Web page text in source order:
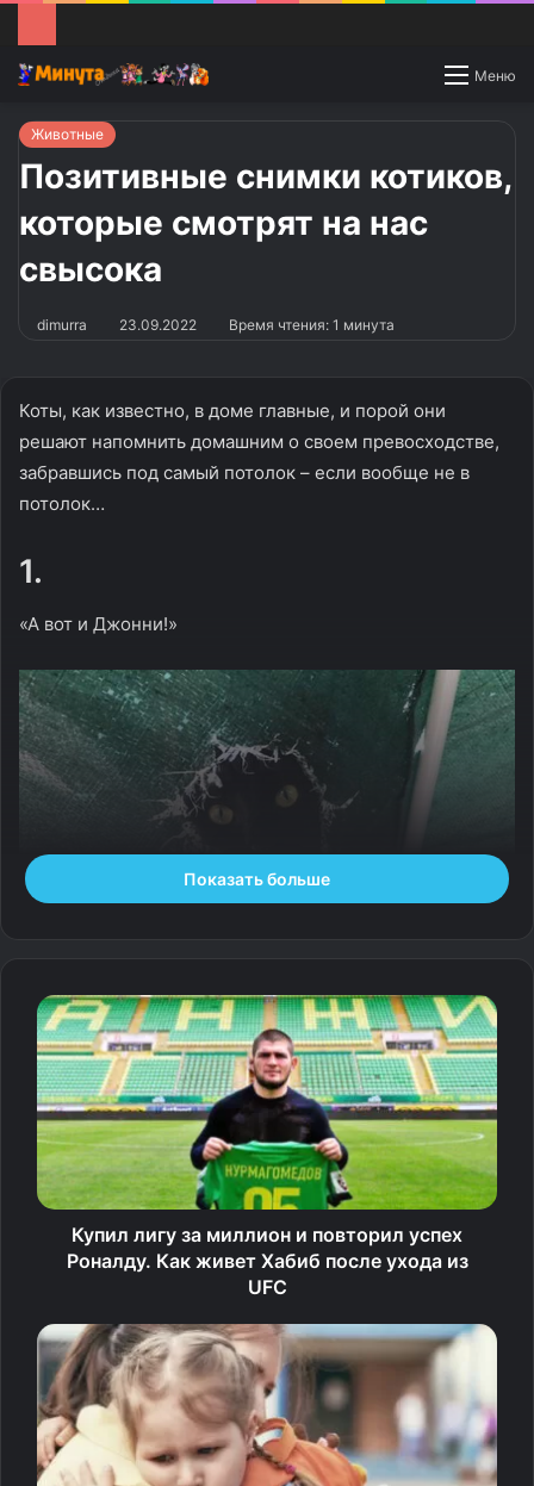
Меню
Switch
Животные
Позитивные снимки котиков,
которые смотрят на нас
свысока
dimurra 23.09.2022 Время чтения: 1 минута
Коты, как известно, в доме главные, и порой они
решают напомнить домашним о своем превосходстве,
забравшись под самый потолок – если вообще не в
потолок…
1.
«А вот и Джонни!»
Владелец магазина установил окна в потолке, чтобы
Показать больше
Купил лигу за миллион и повторил успех
Роналду. ​​Как живет Хабиб после ухода из
UFC